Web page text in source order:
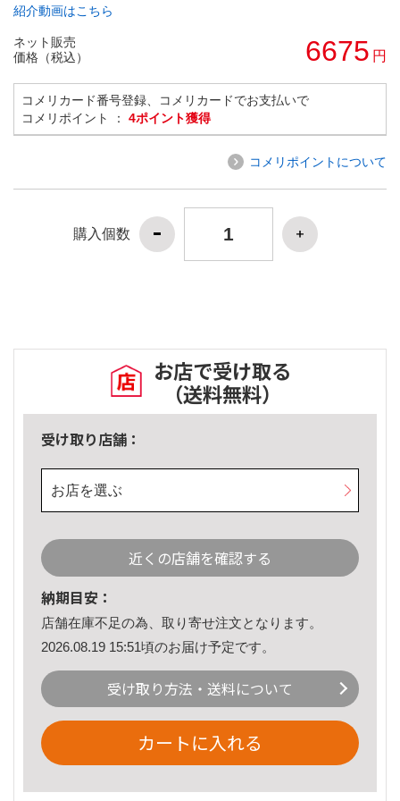
紹介動画はこちら
ネット販売
価格（税込）
6675 円
コメリカード番号登録、コメリカードでお支払いで
コメリポイント ： 4ポイント獲得
コメリポイントについて
購入個数
お店で受け取る
（送料無料）
受け取り店舗：
お店を選ぶ
近くの店舗を確認する
納期目安：
店舗在庫不足の為、取り寄せ注文となります。
2026.08.19 15:51頃のお届け予定です。
受け取り方法・送料について
カートに入れる